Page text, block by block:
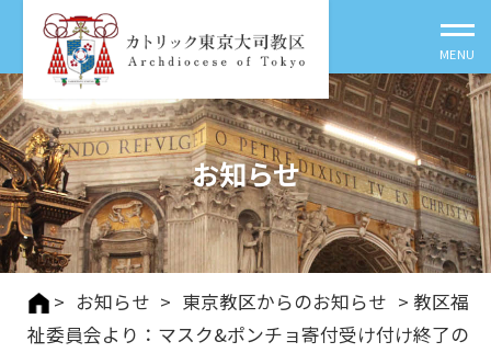
お知らせ
> お知らせ > 東京教区からのお知らせ > 教区福
祉委員会より：マスク&ポンチョ寄付受け付け終了の